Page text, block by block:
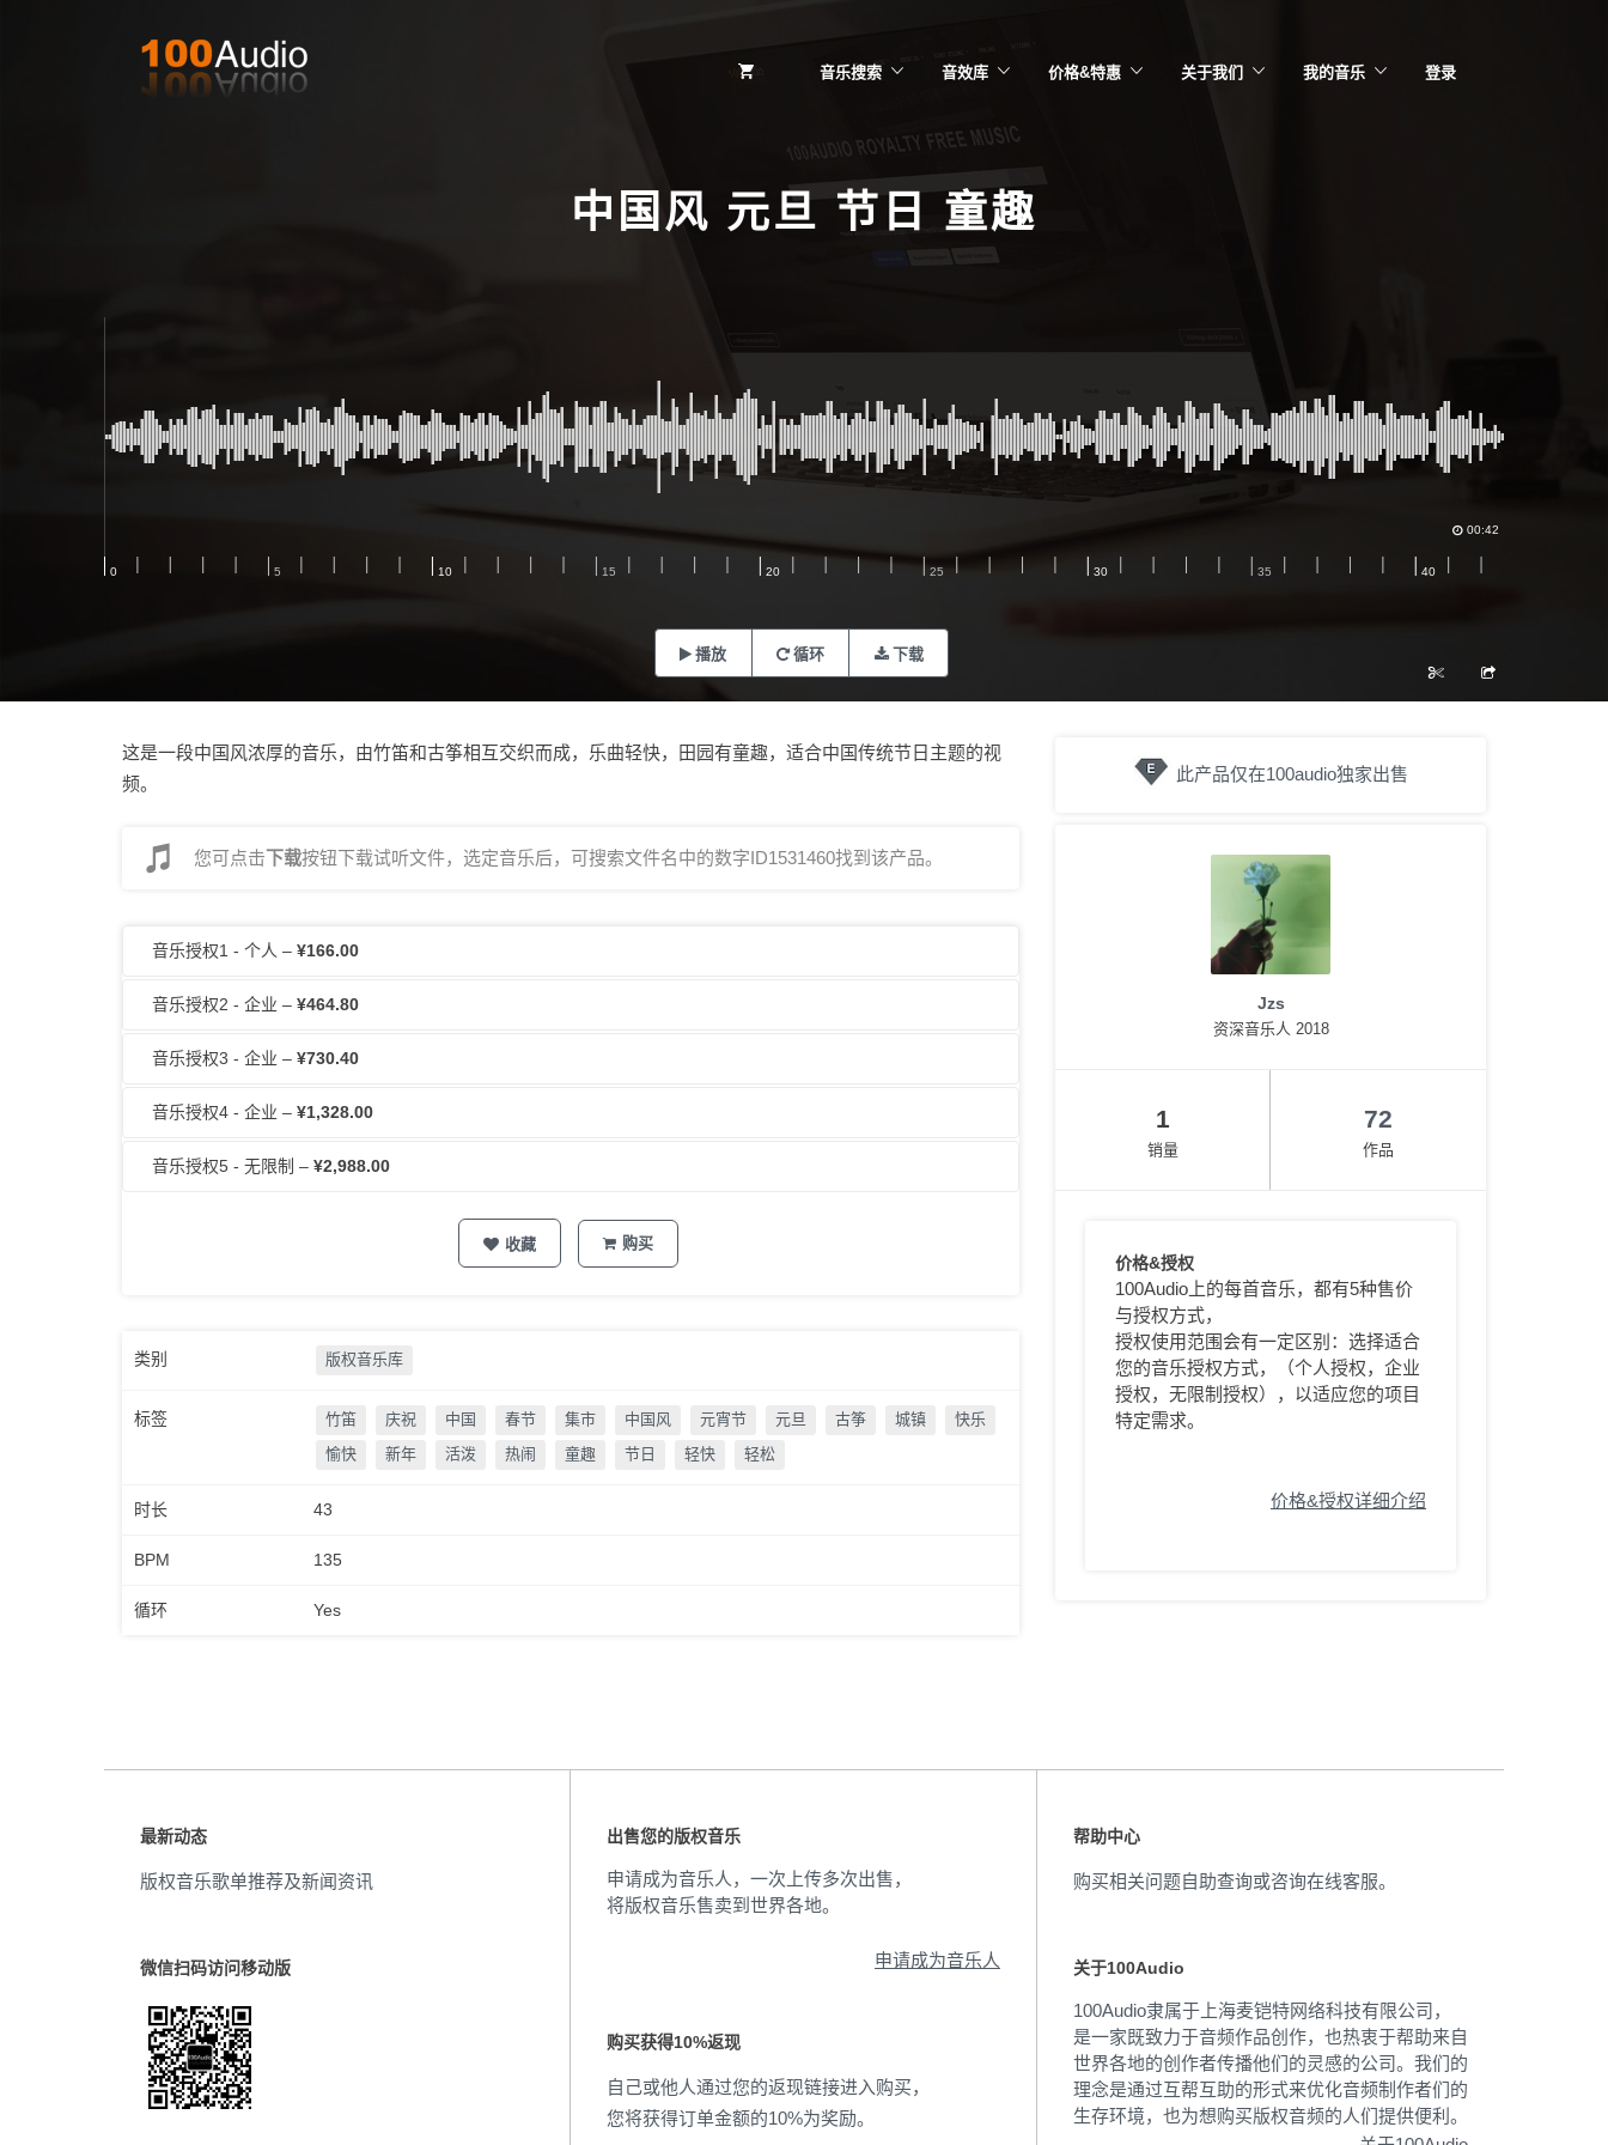
音乐搜索 音效库 价格&特惠 关于我们 我的音乐 登录
中国风 元旦 节日 童趣
播放 循环 下载
00:42
这是一段中国风浓厚的音乐，由竹笛和古筝相互交织而成，乐曲轻快，田园有童趣，适合中国传统节日主题的视
频。
您可点击下载按钮下载试听文件，选定音乐后，可搜索文件名中的数字ID1531460找到该产品。
音乐授权1 - 个人 – ¥166.00
音乐授权2 - 企业 – ¥464.80
音乐授权3 - 企业 – ¥730.40
音乐授权4 - 企业 – ¥1,328.00
音乐授权5 - 无限制 – ¥2,988.00
收藏 购买
类别 版权音乐库
标签 竹笛 庆祝 中国 春节 集市 中国风 元宵节 元旦 古筝 城镇
快乐
愉快
新年 活泼 热闹 童趣 节日 轻快 轻松
时长 43
BPM 135
循环 Yes
此产品仅在100audio独家出售
Jzs
资深音乐人 2018
1
销量
72
作品
价格&授权
100Audio上的每首音乐，都有5种售价
与授权方式，
授权使用范围会有一定区别：选择适合
您的音乐授权方式，（个人授权，企业
授权，无限制授权），以适应您的项目
特定需求。
价格&授权详细介绍
最新动态
版权音乐歌单推荐及新闻资讯
微信扫码访问移动版
出售您的版权音乐
申请成为音乐人，一次上传多次出售，
将版权音乐售卖到世界各地。
申请成为音乐人
购买获得10%返现
自己或他人通过您的返现链接进入购买，
您将获得订单金额的10%为奖励。
帮助中心
购买相关问题自助查询或咨询在线客服。
关于100Audio
100Audio隶属于上海麦铠特网络科技有限公司，
是一家既致力于音频作品创作，也热衷于帮助来自
世界各地的创作者传播他们的灵感的公司。我们的
理念是通过互帮互助的形式来优化音频制作者们的
生存环境，也为想购买版权音频的人们提供便利。